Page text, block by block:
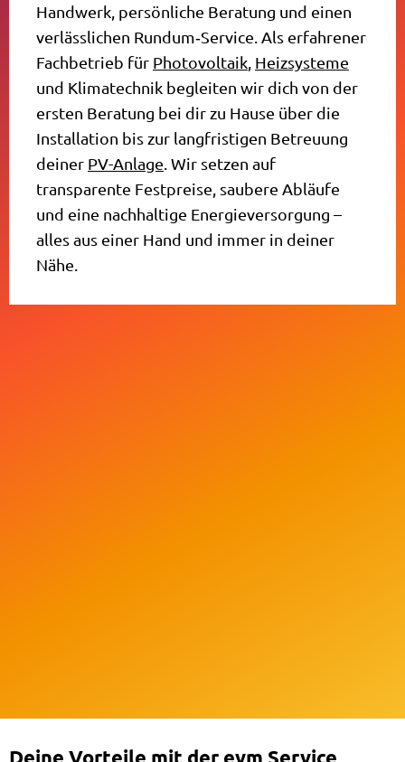
Handwerk, persönliche Beratung und einen
verlässlichen Rundum‑Service. Als erfahrener
Fachbetrieb für Photovoltaik Heizsysteme
und Klimatechnik begleiten wir dich von der
ersten Beratung bei dir zu Hause über die
Installation bis zur langfristigen Betreuung
deiner PV-Anlage . Wir setzen auf
transparente Festpreise, saubere Abläufe
und eine nachhaltige Energieversorgung –
alles aus einer Hand und immer in deiner
Nähe.
Deine Vorteile mit der evm Service